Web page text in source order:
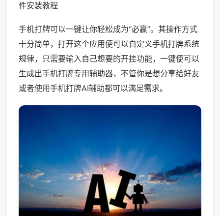
件安装教程
手机打牌可以一键让你轻松成为“必赢”。其操作方式
十分简单，打开这个应用便可以自定义手机打牌系统
规律，只需要输入自己想要的开挂功能，一键便可以
生成出手机打牌专用辅助器，不管你是想分享给好友
或者使用手机打牌AI辅助都可以满足需求。